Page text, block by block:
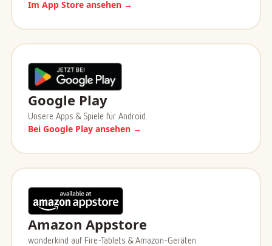
Im App Store ansehen →
Google Play
Unsere Apps & Spiele für Android.
Bei Google Play ansehen →
Amazon Appstore
wonderkind auf Fire-Tablets & Amazon-Geräten.